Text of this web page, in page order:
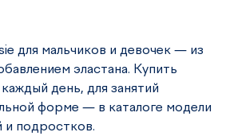
для мальчиков и девочек — из
эластана. Купить
день, для занятий
форме — в каталоге модели
и подростков.